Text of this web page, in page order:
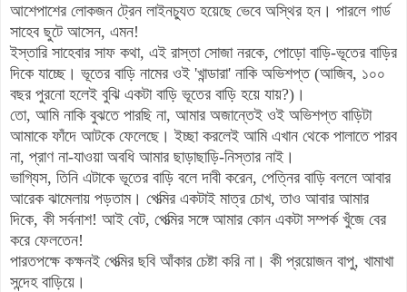
আশেপাশের লোকজন ট্রেন লাইনচ্যুত হয়েছে ভেবে অস্থির হন । পারলে গার্ড
সাহেব ছুটে আসেন, এমন!
ইস্তারি সাহেবার সাফ কথা, এই রাস্তা সোজা নরকে, পোড়ো বাড়ি-ভূতের বাড়ির
দিকে যাচ্ছে। ভূতের বাড়ি নামের ওই 'খান্ডারা' নাকি অভিশপ্ত (আজিব, ১০০
বছর পুরনো হলেই বুঝি একটা বাড়ি ভূতের বাড়ি হয়ে যায়?) ।
তো, আমি নাকি বুঝতে পারছি না, আমার অজান্তেই ওই অভিশপ্ত বাড়িটা
আমাকে ফাঁদে আটকে ফেলেছে। ইচ্ছা করলেই আমি এখান থেকে পালাতে পারব
না, প্রাণ না-যাওয়া অবধি আমার ছাড়াছাড়ি-নিস্তার নাই ।
ভাগ্যিস, তিনি এটাকে ভূতের বাড়ি বলে দাবী করেন, পেত্নির বাড়ি বললে আবার
আরেক ঝামেলায় পড়তাম। পেত্মির একটাই মাত্র চোখ, তাও আবার আমার
দিকে, কী সর্বনাশ! আই বেট, পেত্মির সঙ্গে আমার কোন একটা সম্পর্ক খুঁজে বের
করে ফেলতেন!
পারতপক্ষে কক্ষনই পেত্মির ছবি আঁকার চেষ্টা করি না। কী প্রয়োজন বাপু, খামাখা
সন্দেহ বাড়িয়ে ।